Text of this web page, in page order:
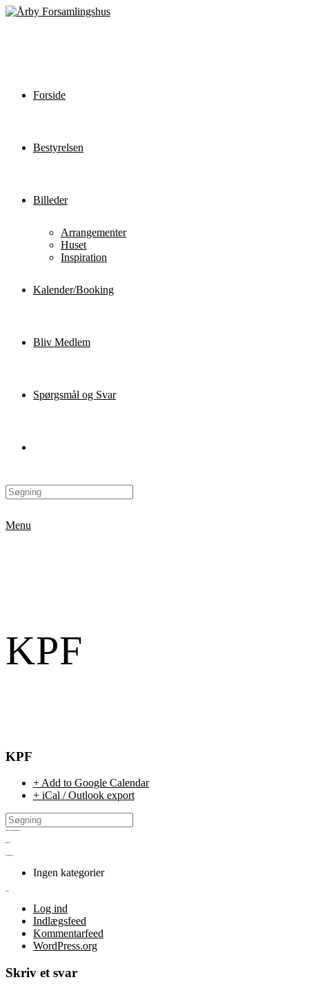
Forside
Bestyrelsen
Billeder
Arrangementer
Huset
Inspiration
Kalender/Booking
Bliv Medlem
Spørgsmål og Svar
Menu
KPF
KPF
+ Add to Google Calendar
+ iCal / Outlook export
Ingen kategorier
Log ind
Indlægsfeed
Kommentarfeed
WordPress.org
Skriv et svar